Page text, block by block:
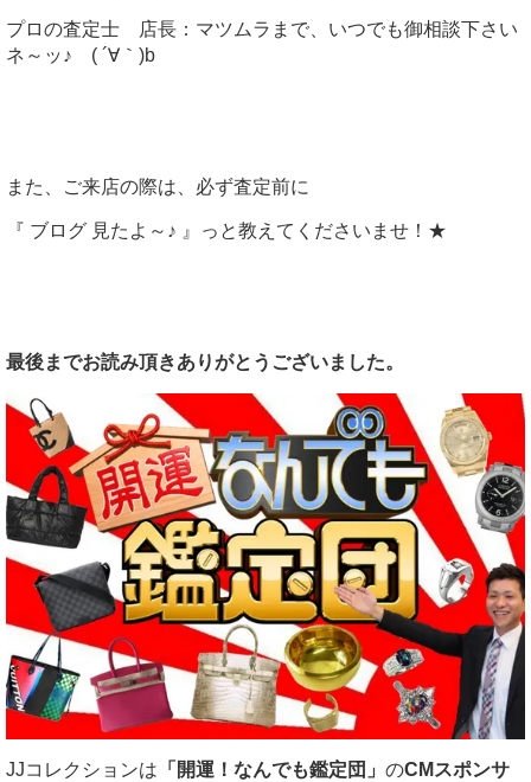
プロの査定士 店長：マツムラまで、いつでも御相談下さい
ネ～ッ♪ ( ´∀｀)b
また、ご来店の際は、必ず査定前に
『 ブログ 見たよ～♪ 』っと教えてくださいませ！★
最後までお読み頂きありがとうございました。
JJコレクションは 「開運！なんでも鑑定団」 のCMスポンサ